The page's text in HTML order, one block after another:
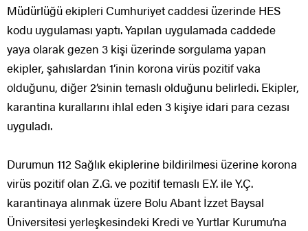
Müdürlüğü ekipleri Cumhuriyet caddesi üzerinde HES
kodu uygulaması yaptı. Yapılan uygulamada caddede
yaya olarak gezen 3 kişi üzerinde sorgulama yapan
ekipler, şahıslardan 1’inin korona virüs pozitif vaka
olduğunu, diğer 2’sinin temaslı olduğunu belirledi. Ekipler,
karantina kurallarını ihlal eden 3 kişiye idari para cezası
uyguladı.
Durumun 112 Sağlık ekiplerine bildirilmesi üzerine korona
virüs pozitif olan Z.G. ve pozitif temaslı E.Y. ile Y.Ç.
karantinaya alınmak üzere Bolu Abant İzzet Baysal
Üniversitesi yerleşkesindeki Kredi ve Yurtlar Kurumu’na